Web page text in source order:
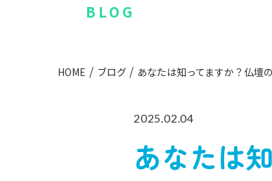
BLOG
HOME ブログ あなたは知ってますか？仏壇
2025.02.04
あなたは